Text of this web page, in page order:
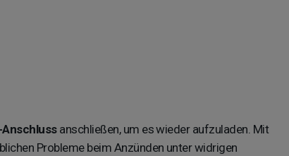
Anschlussanschließen, um es wieder aufzuladen. Mit
Probleme beim Anzünden unter widrigen